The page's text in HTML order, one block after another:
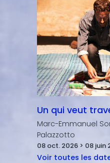
Un qui veut
Marc-Emmanuel
Palazzotto
08 oct. 2026 > 08 juin
Voir toutes les